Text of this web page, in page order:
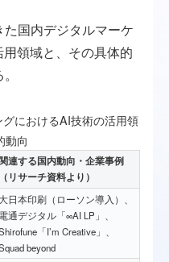
国内デジタルマーケ
領域と、その具体的
におけるAI技術の活用領
動向
連する国内動向・企業事例
（リサーチ資料より）
大日本印刷（ローソン導入）、
電通デジタル「∞AI LP」、
「I’m Creative」、
beyond